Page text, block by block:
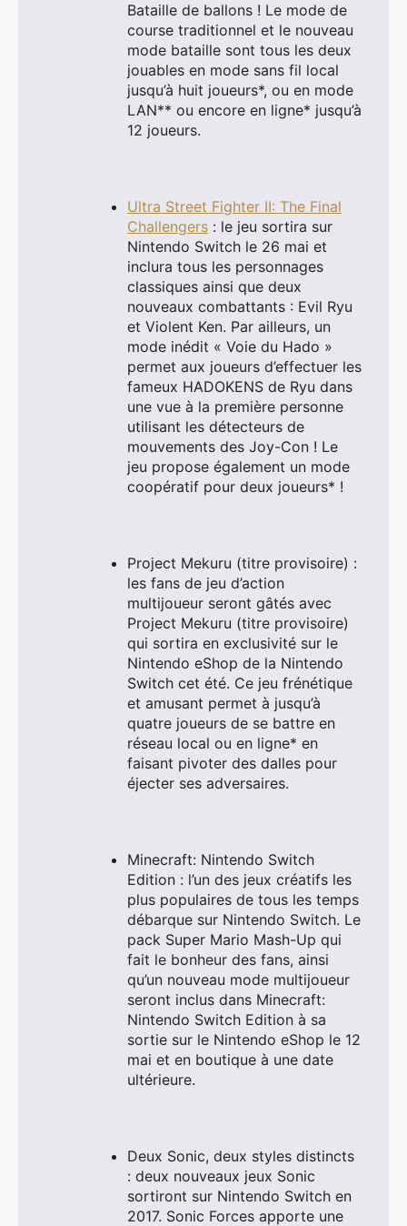
Bataille de ballons ! Le mode de
course traditionnel et le nouveau
mode bataille sont tous les deux
jouables en mode sans fil local
jusqu’à huit joueurs*, ou en mode
LAN** ou encore en ligne* jusqu’à
12 joueurs.
Ultra Street Fighter II: The Final
Challengers : le jeu sortira sur
Nintendo Switch le 26 mai et
inclura tous les personnages
classiques ainsi que deux
nouveaux combattants : Evil Ryu
et Violent Ken. Par ailleurs, un
mode inédit « Voie du Hado »
permet aux joueurs d’effectuer les
fameux HADOKENS de Ryu dans
une vue à la première personne
utilisant les détecteurs de
mouvements des Joy-Con ! Le
jeu propose également un mode
coopératif pour deux joueurs* !
Project Mekuru (titre provisoire) :
les fans de jeu d’action
multijoueur seront gâtés avec
Project Mekuru (titre provisoire)
qui sortira en exclusivité sur le
Nintendo eShop de la Nintendo
Switch cet été. Ce jeu frénétique
et amusant permet à jusqu’à
quatre joueurs de se battre en
réseau local ou en ligne* en
faisant pivoter des dalles pour
éjecter ses adversaires.
Minecraft: Nintendo Switch
Edition : l’un des jeux créatifs les
plus populaires de tous les temps
débarque sur Nintendo Switch. Le
pack Super Mario Mash-Up qui
fait le bonheur des fans, ainsi
qu’un nouveau mode multijoueur
seront inclus dans Minecraft:
Nintendo Switch Edition à sa
sortie sur le Nintendo eShop le 12
mai et en boutique à une date
ultérieure.
Deux Sonic, deux styles distincts
: deux nouveaux jeux Sonic
sortiront sur Nintendo Switch en
2017. Sonic Forces apporte une